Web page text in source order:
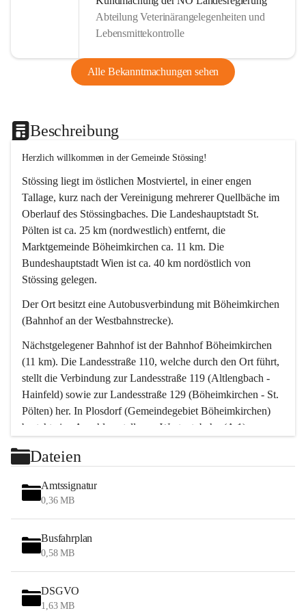
Abteilung Veterinärangelegenheiten und
Lebensmittekontrolle
Alle Bekanntmachungen sehen
Beschreibung
Herzlich willkommen in der Gemeinde Stössing!
Stössing liegt im östlichen Mostviertel, in einer engen
Tallage, kurz nach der Vereinigung mehrerer Quellbäche im
Oberlauf des Stössingbaches. Die Landeshauptstadt St.
Pölten ist ca. 25 km (nordwestlich) entfernt, die
Marktgemeinde Böheimkirchen ca. 11 km. Die
Bundeshauptstadt Wien ist ca. 40 km nordöstlich von
Stössing gelegen.
Der Ort besitzt eine Autobusverbindung mit Böheimkirchen
(Bahnhof an der Westbahnstrecke).
Nächstgelegener Bahnhof ist der Bahnhof Böheimkirchen
(11 km). Die Landesstraße 110, welche durch den Ort führt,
stellt die Verbindung zur Landesstraße 119 (Altlengbach -
Hainfeld) sowie zur Landesstraße 129 (Böheimkirchen - St.
Pölten) her. In Plosdorf (Gemeindegebiet Böheimkirchen)
besteht eine Anschlussstelle zur Westautobahn (A 1).
Wien erreicht man in ca. 45 Minuten.
Stössing zählt noch zum Naherholungsraum Wien sowie
zum Naherholungsraum St. Pölten. Viele Bauernhöfe hatten
„ihre Wiener“. Seit 1960 bauten viele Wiener
Wochenendhäuser im Gemeindegebiet. Wegen des
waldreichen Jagdgebietes haben viele Jagdpächter ihre
Das Wandern ist aus touristischer Sicht die bedeutendste
Tätigkeit. Das hügelige Gebiet mit Wanderwegen durch
Dateien
Amtssignatur
0,36 MB
Busfahrplan
0,58 MB
DSGVO
1,63 MB